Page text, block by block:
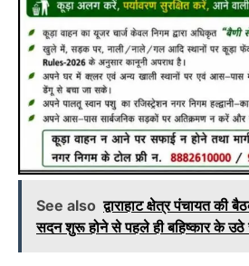
See also द्वाराहाट क्षेत्र पंचायत की
सदन शुरू होने से पहले ही बहिष्कार के उठे